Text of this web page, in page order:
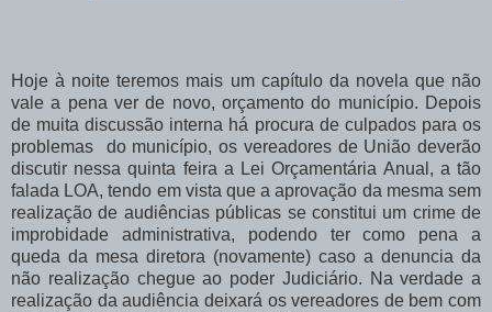
Hoje à noite teremos mais um capítulo da novela que não
vale a pena ver de novo, orçamento do município. Depois
de muita discussão interna há procura de culpados para os
problemas do município, os vereadores de União deverão
discutir nessa quinta feira a Lei Orçamentária Anual, a tão
falada LOA, tendo em vista que a aprovação da mesma sem
realização de audiências públicas se constitui um crime de
improbidade administrativa, podendo ter como pena a
queda da mesa diretora (novamente) caso a denuncia da
não realização chegue ao poder Judiciário. Na verdade a
realização da audiência deixará os vereadores de bem com